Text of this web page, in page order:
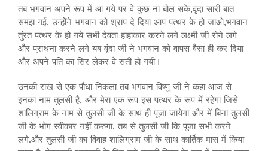
तब भगवान अपने रूप में आ गये पर वे कुछ ना बोल सके,वृंदा सारी बात
समझ गई, उन्होंने भगवान को श्राप दे दिया आप पत्थर के हो जाओ,भगवान
तुंरत पत्थर के हो गये सभी देवता हाहाकार करने लगे लक्ष्मी जी रोने लगे
और प्राथना करने लगे यब वृंदा जी ने भगवान को वापस वैसा ही कर दिया
और अपने पति का सिर लेकर वे सती हो गयी।
उनकी राख से एक पौधा निकला तब भगवान विष्णु जी ने कहा आज से
इनका नाम तुलसी है, और मेरा एक रूप इस पत्थर के रूप में रहेगा जिसे
शालिग्राम के नाम से तुलसी जी के साथ ही पूजा जायेगा और में बिना तुलसी
जी के भोग स्वीकार नहीं करुगा. तब से तुलसी जी कि पूजा सभी करने
लगे.और तुलसी जी का विवाह शालिग्राम जी के साथ कार्तिक मास में किया